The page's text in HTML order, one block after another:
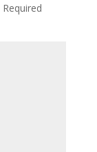
Required